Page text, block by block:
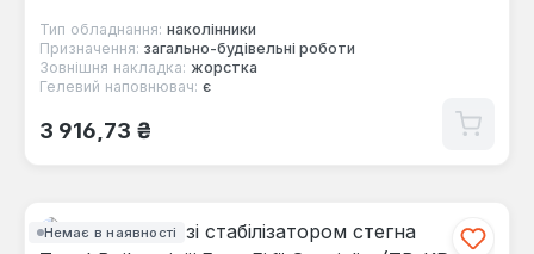
Тип обладнання: наколінники
Призначення: загально-будівельні роботи
Зовнішня накладка: жорстка
Гелевий наповнювач: є
Звичайна ціна:
3 916,73 ₴
Немає в наявності